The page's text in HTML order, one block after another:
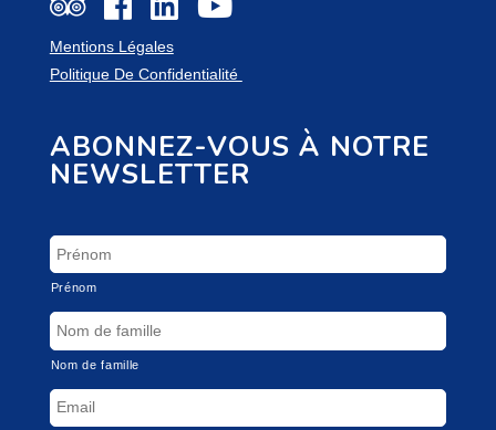
Mentions Légales
Politique De Confidentialité
ABONNEZ-VOUS À NOTRE
NEWSLETTER
Prénom
Nom de famille